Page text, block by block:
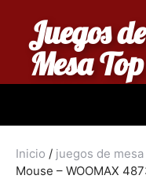
Juegos de
Mesa Top
Inicio / juegos de mesa
Mouse – WOOMAX